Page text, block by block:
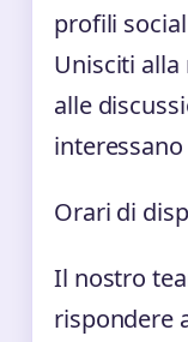
profili
Unisciti
alle
Orari di
Il nostro
rispondere